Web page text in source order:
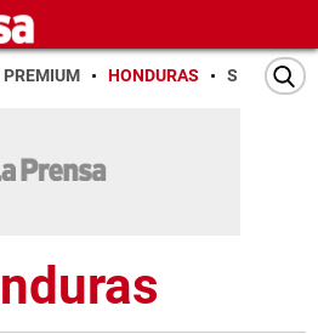
PREMIUM HONDURAS SAN PEDRO